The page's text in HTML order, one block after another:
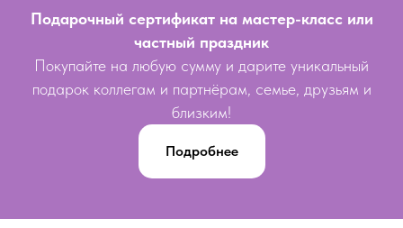
Подарочный сертификат на мастер-класс или
частный праздник
Покупайте на любую сумму и дарите уникальный
подарок коллегам и партнёрам, семье, друзьям и
близким!
Подробнее